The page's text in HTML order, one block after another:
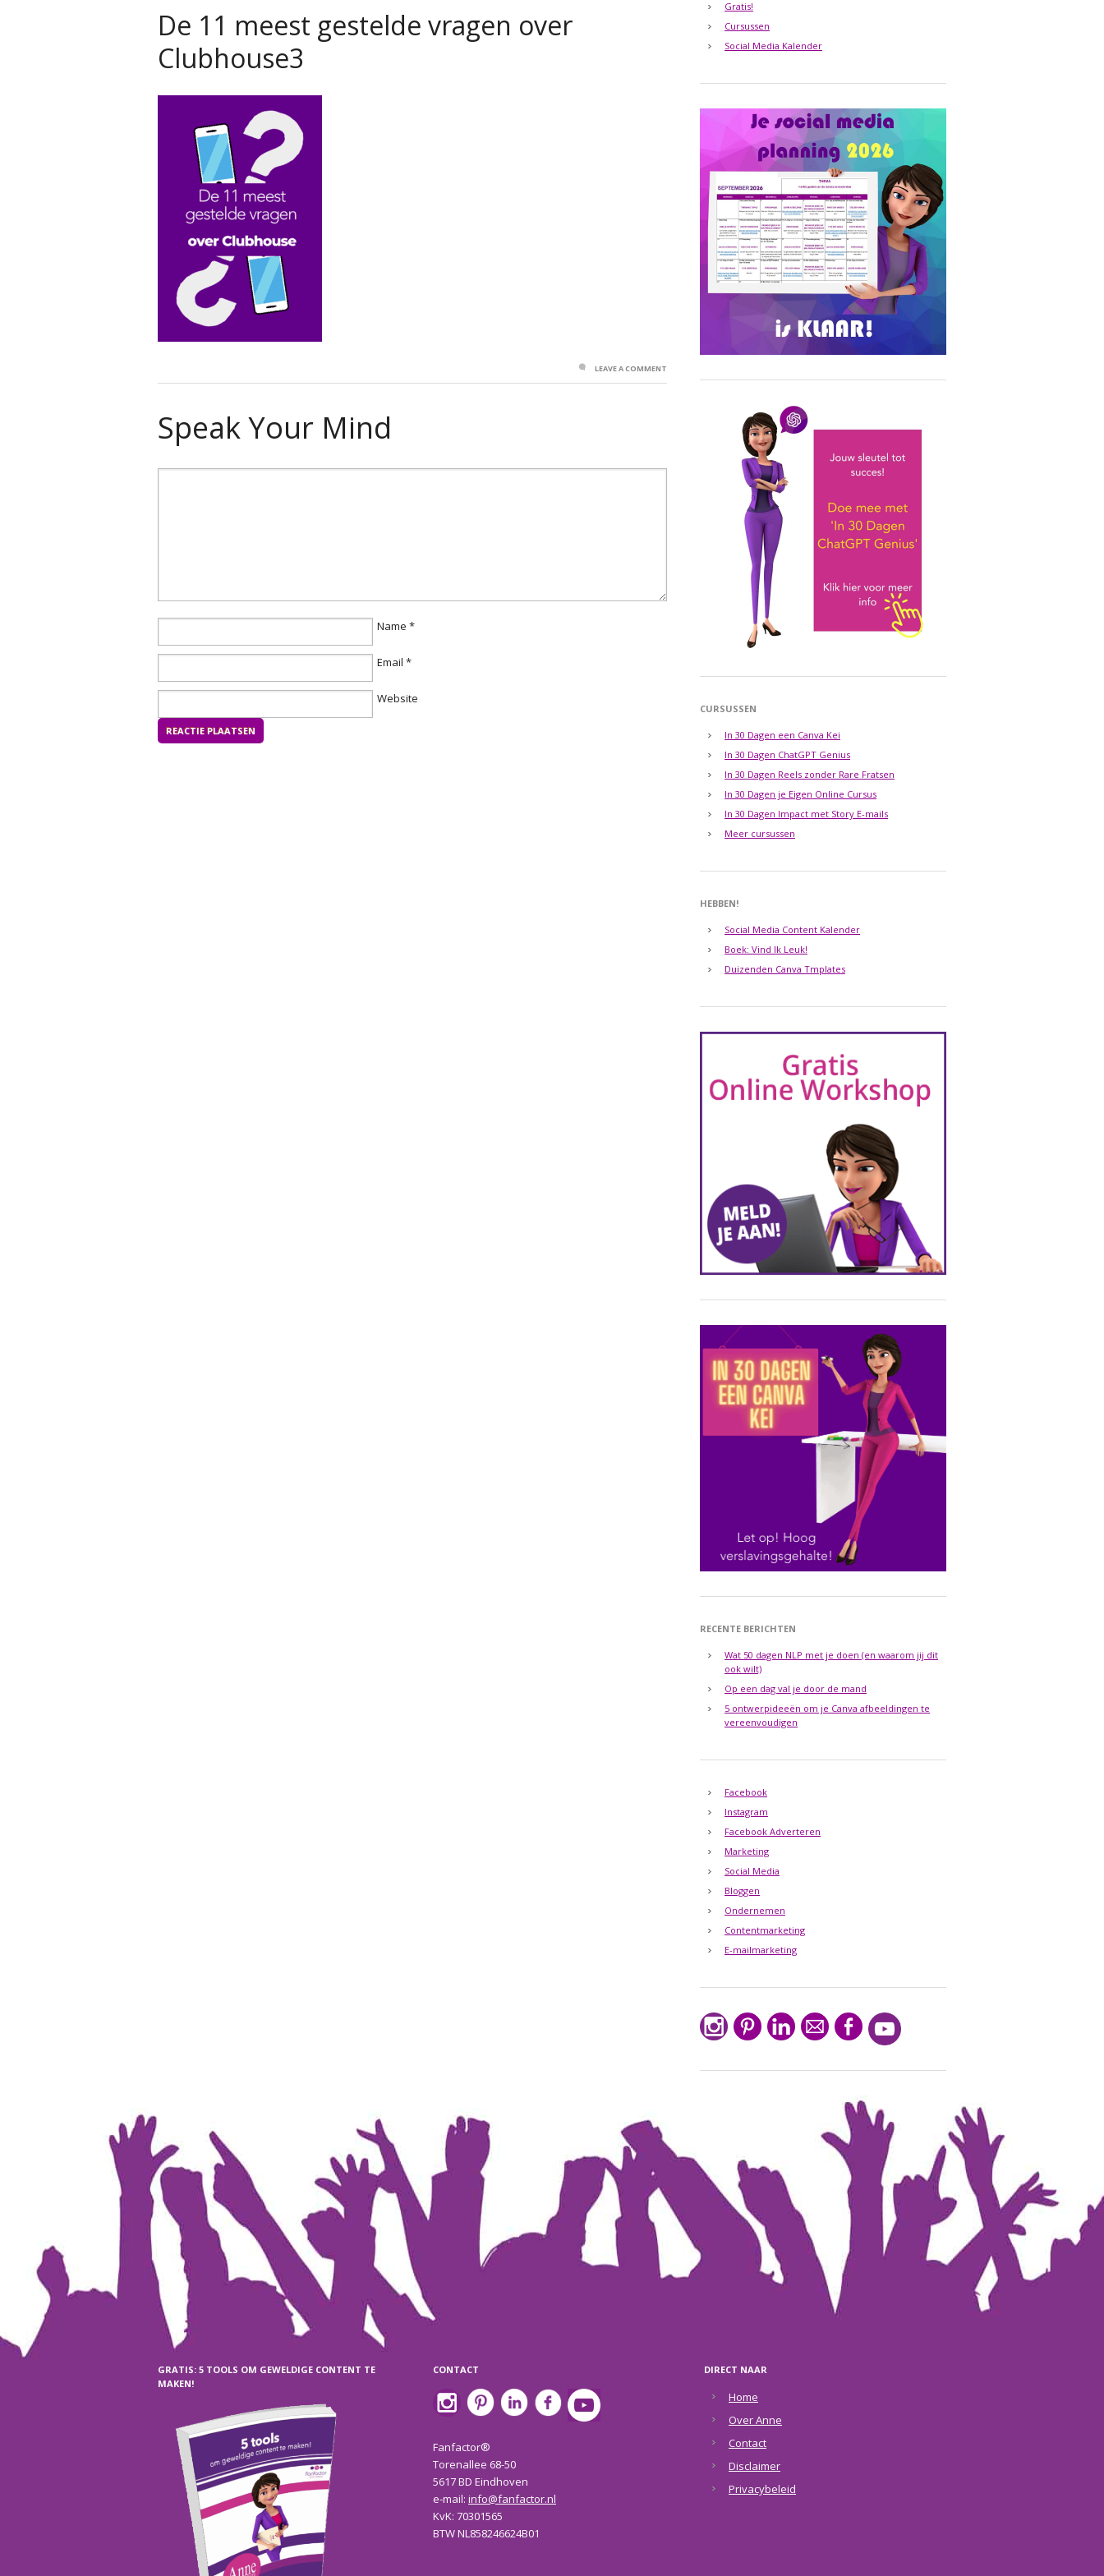
De 11 meest gestelde vragen over
Clubhouse3
LEAVE A COMMENT
Speak Your Mind
Name *
Email *
Website
Gratis!
Cursussen
Social Media Kalender
CURSUSSEN
In 30 Dagen een Canva Kei
In 30 Dagen ChatGPT Genius
In 30 Dagen Reels zonder Rare Fratsen
In 30 Dagen je Eigen Online Cursus
In 30 Dagen Impact met Story E-mails
Meer cursussen
HEBBEN!
Social Media Content Kalender
Boek: Vind Ik Leuk!
Duizenden Canva Tmplates
RECENTE BERICHTEN
Wat 50 dagen NLP met je doen (en waarom jij dit
ook wilt)
Op een dag val je door de mand
5 ontwerpideeën om je Canva afbeeldingen te
vereenvoudigen
Facebook
Instagram
Facebook Adverteren
Marketing
Social Media
Bloggen
Ondernemen
Contentmarketing
E-mailmarketing
GRATIS: 5 TOOLS OM GEWELDIGE CONTENT TE
MAKEN!
CONTACT
Fanfactor®
Torenallee 68-50
5617 BD Eindhoven
e-mail: info@fanfactor.nl
KvK: 70301565
BTW NL858246624B01
DIRECT NAAR
Home
Over Anne
Contact
Disclaimer
Privacybeleid